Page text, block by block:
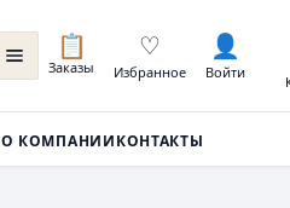
📋
Заказы
♡
Избранное
👤
Войти
О КОМПАНИИКОНТАКТЫ